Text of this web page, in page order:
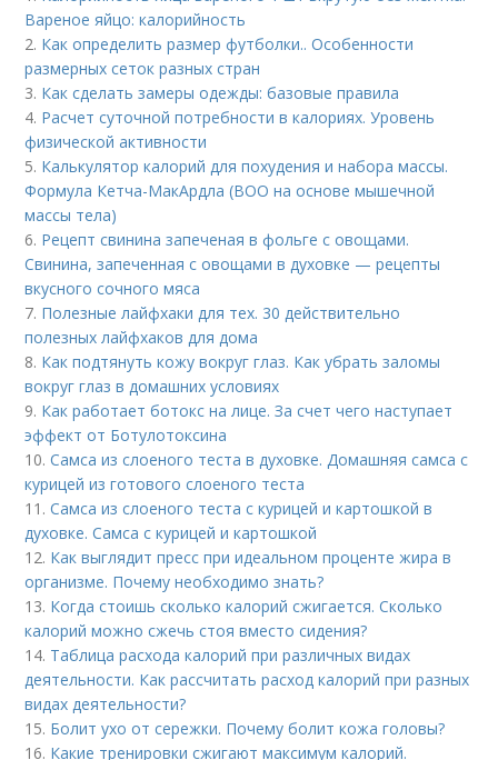
Вареное яйцо: калорийность
2. Как определить размер футболки.. Особенности
размерных сеток разных стран
3. Как сделать замеры одежды: базовые правила
4. Расчет суточной потребности в калориях. Уровень
физической активности
5. Калькулятор калорий для похудения и набора массы.
Формула Кетча-МакАрдла (ВОО на основе мышечной
массы тела)
6. Рецепт свинина запеченая в фольге с овощами.
Свинина, запеченная с овощами в духовке — рецепты
вкусного сочного мяса
7. Полезные лайфхаки для тех. 30 действительно
полезных лайфхаков для дома
8. Как подтянуть кожу вокруг глаз. Как убрать заломы
вокруг глаз в домашних условиях
9. Как работает ботокс на лице. За счет чего наступает
эффект от Ботулотоксина
10.Самса из слоеного теста в духовке. Домашняя самса с
курицей из готового слоеного теста
11.Самса из слоеного теста с курицей и картошкой в
духовке. Самса с курицей и картошкой
12. Как выглядит пресс при идеальном проценте жира в
организме. Почему необходимо знать?
13. Когда стоишь сколько калорий сжигается. Сколько
калорий можно сжечь стоя вместо сидения?
14. Таблица расхода калорий при различных видах
деятельности. Как рассчитать расход калорий при разных
видах деятельности?
15. Болит ухо от сережки. Почему болит кожа головы?
16. Какие тренировки сжигают максимум калорий.